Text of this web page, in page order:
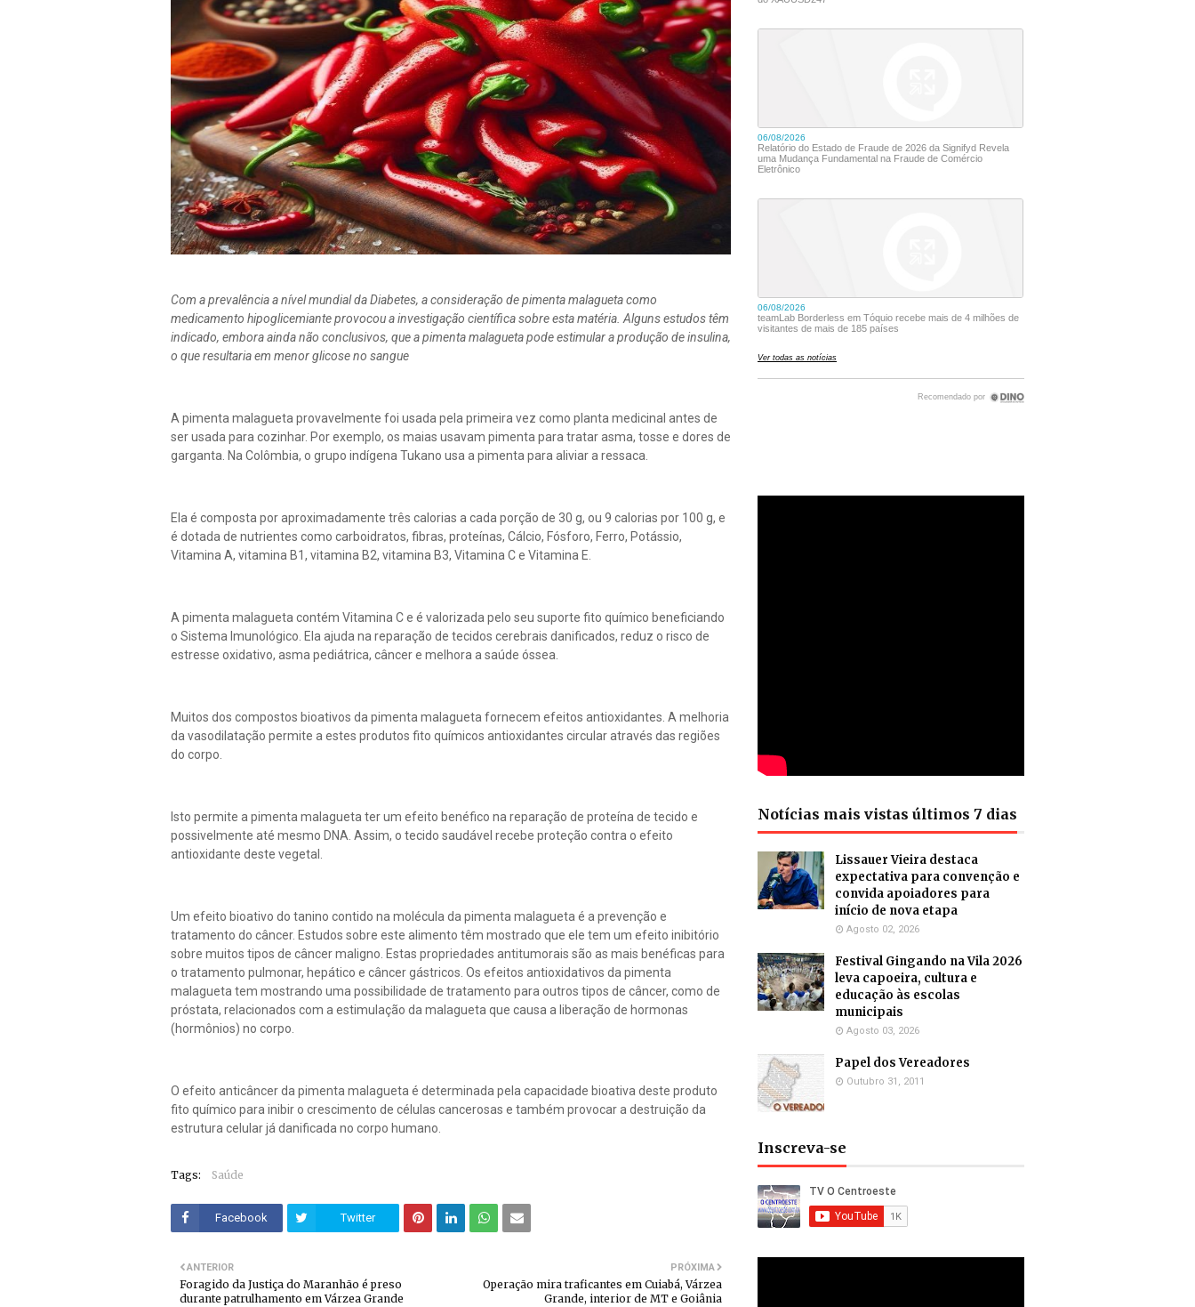
Com a prevalência a nível mundial da Diabetes, a consideração de pimenta malagueta como
medicamento hipoglicemiante provocou a investigação científica sobre esta matéria. Alguns estudos têm
indicado, embora ainda não conclusivos, que a pimenta malagueta pode estimular a produção de insulina,
o que resultaria em menor glicose no sangue
A pimenta malagueta provavelmente foi usada pela primeira vez como planta medicinal antes de
ser usada para cozinhar. Por exemplo, os maias usavam pimenta para tratar asma, tosse e dores de
garganta. Na Colômbia, o grupo indígena Tukano usa a pimenta para aliviar a ressaca.
Ela é composta por aproximadamente três calorias a cada porção de 30 g, ou 9 calorias por 100 g, e
é dotada de nutrientes como carboidratos, fibras, proteínas, Cálcio, Fósforo, Ferro, Potássio,
Vitamina A, vitamina B1, vitamina B2, vitamina B3, Vitamina C e Vitamina E.
A pimenta malagueta contém Vitamina C e é valorizada pelo seu suporte fito químico beneficiando
o Sistema Imunológico. Ela ajuda na reparação de tecidos cerebrais danificados, reduz o risco de
estresse oxidativo, asma pediátrica, câncer e melhora a saúde óssea.
Muitos dos compostos bioativos da pimenta malagueta fornecem efeitos antioxidantes. A melhoria
da vasodilatação permite a estes produtos fito químicos antioxidantes circular através das regiões
do corpo.
Isto permite a pimenta malagueta ter um efeito benéfico na reparação de proteína de tecido e
possivelmente até mesmo DNA. Assim, o tecido saudável recebe proteção contra o efeito
antioxidante deste vegetal.
Um efeito bioativo do tanino contido na molécula da pimenta malagueta é a prevenção e
tratamento do câncer. Estudos sobre este alimento têm mostrado que ele tem um efeito inibitório
sobre muitos tipos de câncer maligno. Estas propriedades antitumorais são as mais benéficas para
o tratamento pulmonar, hepático e câncer gástricos. Os efeitos antioxidativos da pimenta
malagueta tem mostrando uma possibilidade de tratamento para outros tipos de câncer, como de
próstata, relacionados com a estimulação da malagueta que causa a liberação de hormonas
(hormônios) no corpo.
O efeito anticâncer da pimenta malagueta é determinada pela capacidade bioativa deste produto
fito químico para inibir o crescimento de células cancerosas e também provocar a destruição da
estrutura celular já danificada no corpo humano.
Tags: Saúde
Facebook Twitter
PRÓXIMA
Operação mira traficantes em Cuiabá, Várzea
Grande, interior de MT e Goiânia
ANTERIOR
Foragido da Justiça do Maranhão é preso
durante patrulhamento em Várzea Grande
Notícias mais vistas últimos 7 dias
Lissauer Vieira destaca
expectativa para convenção e
convida apoiadores para
início de nova etapa
Agosto 02, 2026
Festival Gingando na Vila 2026
leva capoeira, cultura e
educação às escolas
municipais
Agosto 03, 2026
Papel dos Vereadores
Outubro 31, 2011
Inscreva-se